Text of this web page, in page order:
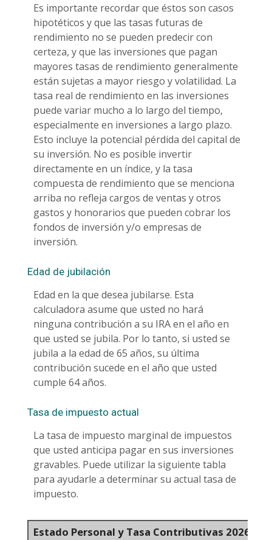
Es importante recordar que éstos son casos
hipotéticos y que las tasas futuras de
rendimiento no se pueden predecir con
certeza, y que las inversiones que pagan
mayores tasas de rendimiento generalmente
están sujetas a mayor riesgo y volatilidad. La
tasa real de rendimiento en las inversiones
puede variar mucho a lo largo del tiempo,
especialmente en inversiones a largo plazo.
Esto incluye la potencial pérdida del capital de
su inversión. No es posible invertir
directamente en un índice, y la tasa
compuesta de rendimiento que se menciona
arriba no refleja cargos de ventas y otros
gastos y honorarios que pueden cobrar los
fondos de inversión y/o empresas de
inversión.
Edad de jubilación
Edad en la que desea jubilarse. Esta
calculadora asume que usted no hará
ninguna contribución a su IRA en el año en
que usted se jubila. Por lo tanto, si usted se
jubila a la edad de 65 años, su última
contribución sucede en el año que usted
cumple 64 años.
Tasa de impuesto actual
La tasa de impuesto marginal de impuestos
que usted anticipa pagar en sus inversiones
gravables. Puede utilizar la siguiente tabla
para ayudarle a determinar su actual tasa de
impuesto.
Estado Personal y Tasa Contributivas 2026